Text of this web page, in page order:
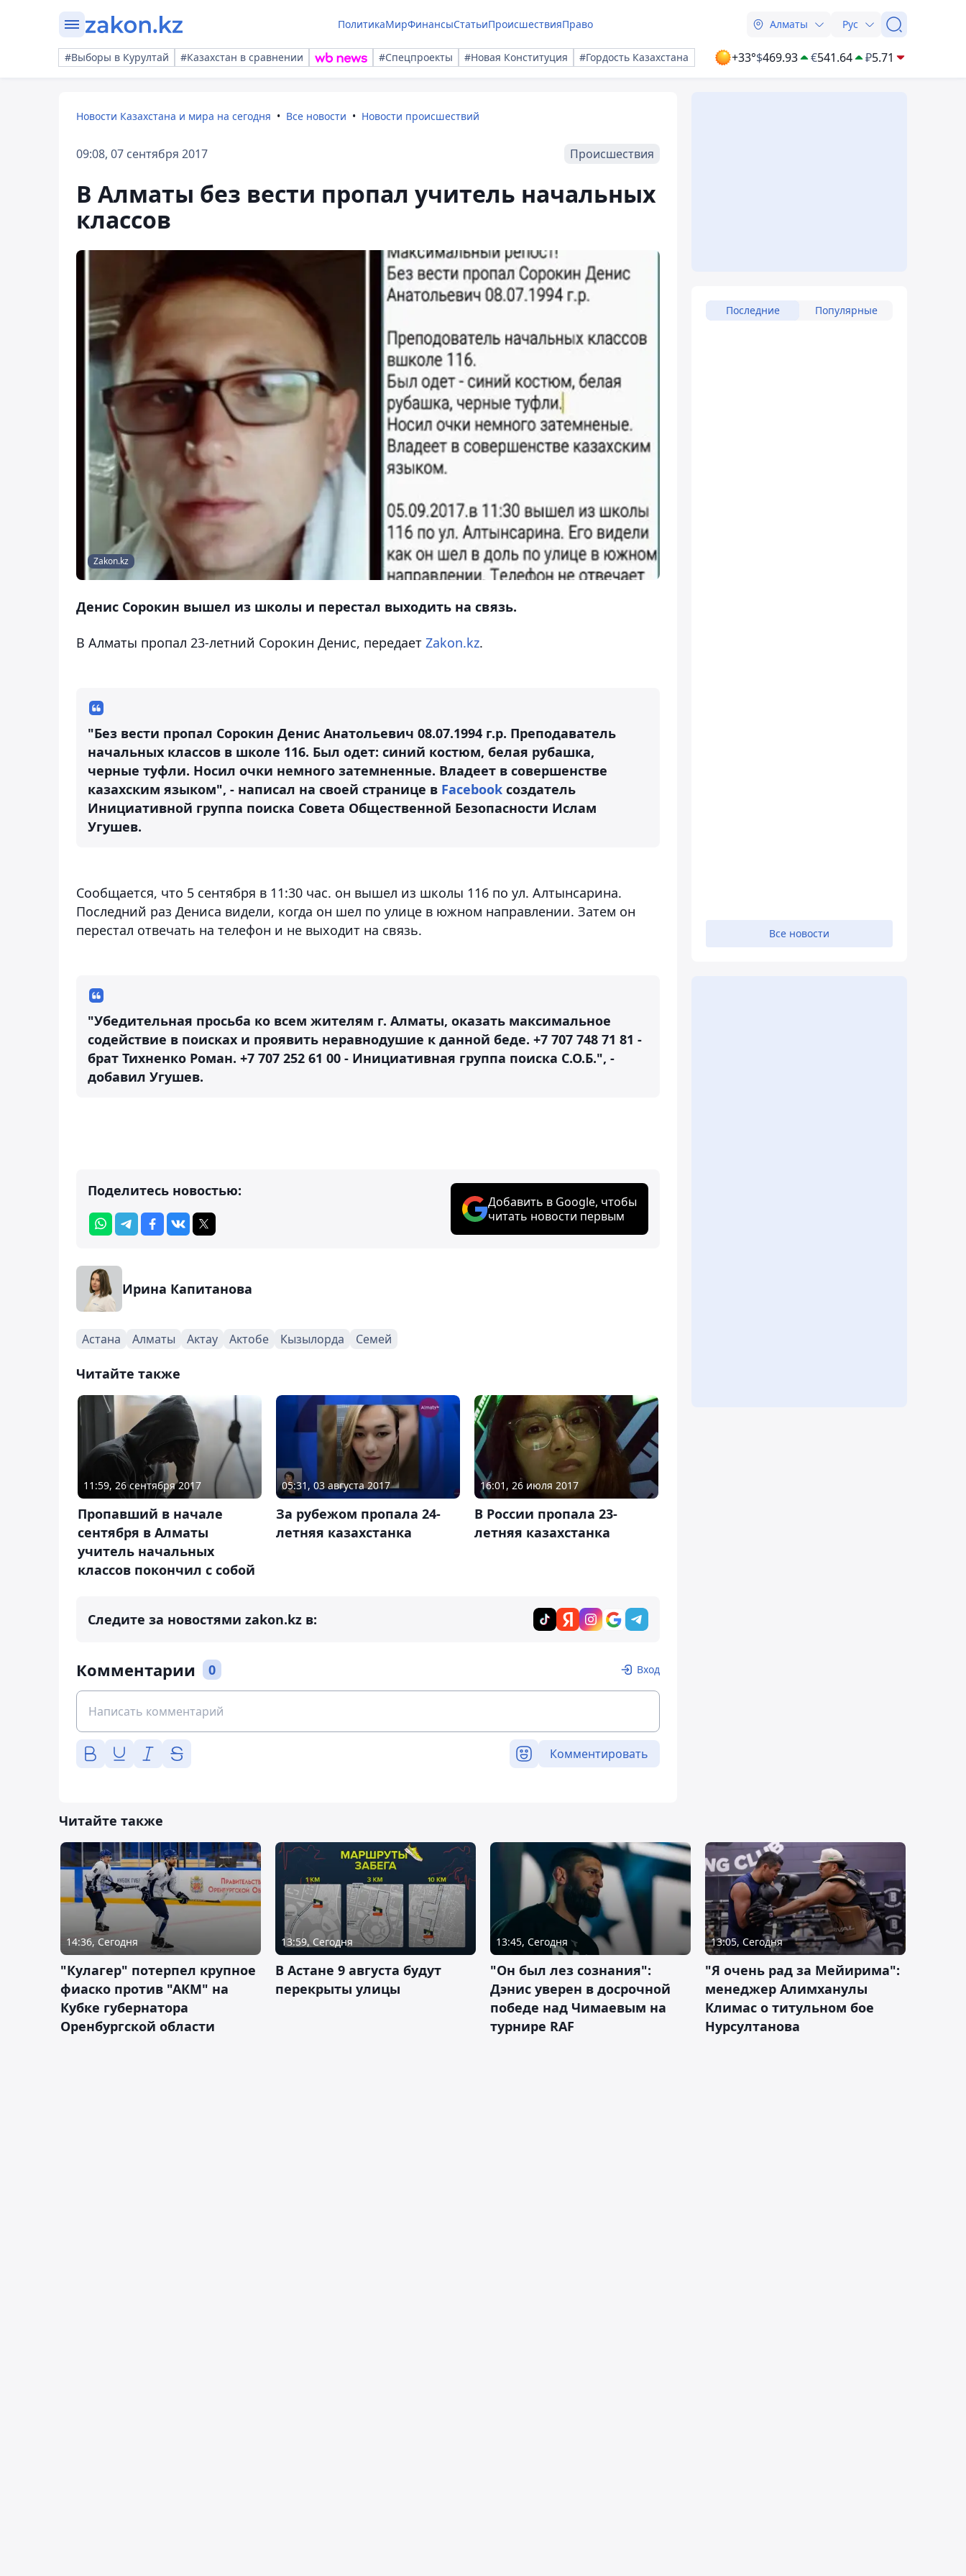
ПолитикаМирФинансыСтатьиПроисшествияПраво Алматы Рус
#Выборы в Курултай #Казахстан в сравнении #Спецпроекты #Новая Конституция #Гордость Казахстана +33°$469.93 €541.64 ₽5.71
Новости Казахстана и мира на сегодня Все новости Новости происшествий
09:08, 07 сентября 2017 Происшествия
В Алматы без вести пропал учитель начальных
классов
Zakon.kz
Денис Сорокин вышел из школы и перестал выходить на связь.
В Алматы пропал 23-летний Сорокин Денис, передает Zakon.kz.
"Без вести пропал Сорокин Денис Анатольевич 08.07.1994 г.р. Преподаватель
начальных классов в школе 116. Был одет: синий костюм, белая рубашка,
черные туфли. Носил очки немного затемненные. Владеет в совершенстве
казахским языком", - написал на своей странице в Facebook создатель
Инициативной группа поиска Совета Общественной Безопасности Ислам
Угушев.
Сообщается, что 5 сентября в 11:30 час. он вышел из школы 116 по ул. Алтынсарина.
Последний раз Дениса видели, когда он шел по улице в южном направлении. Затем он
перестал отвечать на телефон и не выходит на связь.
"Убедительная просьба ко всем жителям г. Алматы, оказать максимальное
содействие в поисках и проявить неравнодушие к данной беде. +7 707 748 71 81 -
брат Тихненко Роман. +7 707 252 61 00 - Инициативная группа поиска С.О.Б.", -
добавил Угушев.
Поделитесь новостью:
Добавить в Google, чтобы
читать новости первым
Ирина Капитанова
Астана Алматы Актау Актобе Кызылорда Семей
Читайте также
11:59, 26 сентября 2017
Пропавший в начале
сентября в Алматы
учитель начальных
классов покончил с собой
05:31, 03 августа 2017
За рубежом пропала 24-
летняя казахстанка
16:01, 26 июля 2017
В России пропала 23-
летняя казахстанка
Следите за новостями zakon.kz в:
Комментарии 0 Вход
Комментировать
Последние Популярные
Все новости
Читайте также
14:36, Сегодня
"Кулагер" потерпел крупное
фиаско против "АКМ" на
Кубке губернатора
Оренбургской области
13:59, Сегодня
В Астане 9 августа будут
перекрыты улицы
13:45, Сегодня
"Он был лез сознания":
Дэнис уверен в досрочной
победе над Чимаевым на
турнире RAF
13:05, Сегодня
"Я очень рад за Мейирима":
менеджер Алимханулы
Климас о титульном бое
Нурсултанова